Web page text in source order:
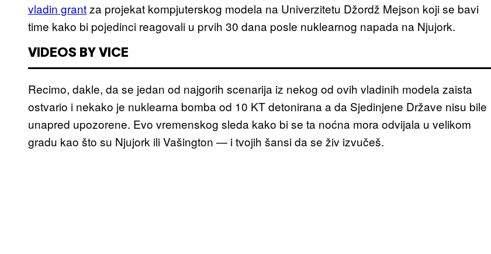
vladin grantza projekat kompjuterskog modela na Univerzitetu Džordž Mejson koji se bavi
time kako bi pojedinci reagovali u prvih 30 dana posle nuklearnog napada na Njujork.
VIDEOS BY VICE
Recimo, dakle, da se jedan od najgorih scenarija iz nekog od ovih vladinih modela zaista
ostvario i nekako je nuklearna bomba od 10 KT detonirana a da Sjedinjene Države nisu bile
unapred upozorene. Evo vremenskog sleda kako bi se ta noćna mora odvijala u velikom
gradu kao što su Njujork ili Vašington — i tvojih šansi da se živ izvučeš.